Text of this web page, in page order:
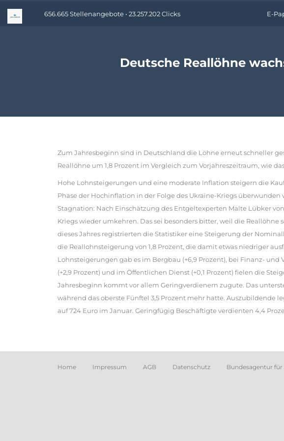
656.665 Stellenangebote • 23.257.202 Clicks E-
Deutsche Reallöhne
Zum Jahresbeginn sind in Deutschland die Löhne erneut schneller
Reallöhne um 1,8 Prozent im Vergleich zum Vorjahreszeitraum, wie
Hohe Lohnsteigerungen und eine moderate Inflation steigern die
Phase der Hochinflation in der Folge des Ukraine-Kriegs
Stagnation: Nach Einschätzung des Entgeltexperten Malte Lübker
Kriegs wieder umkehren. Das sei besonders bitter, weil die
dieses Jahres registrierten die Statistiker eine Steigerung der
die Reallohnsteigerung von 1,8 Prozent, die damit etwas niedriger
Lohnsteigerungen gab es im Bergbau (+6,9 Prozent), bei Finanz-
(+2,9 Prozent) und im Öffentlichen Dienst (+0,1 Prozent) fielen die
Jahresbeginn kommt vor allem Geringverdienern zugute. Das
während das oberste Fünftel 3,5 Prozent mehr hatte.
auf 724 Euro im Januar. Geringfügig Beschäftigte verdienten 4,4
Home Impressum AGB Datenschutz Bundesagentur